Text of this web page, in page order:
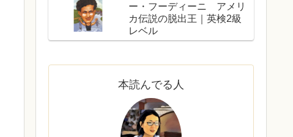
ー・フーディーニ アメリ
カ伝説の脱出王｜英検2級
レベル
本読んでる人